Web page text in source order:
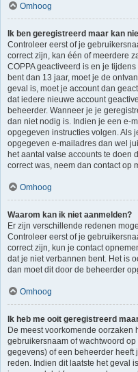
Omhoog
Ik ben geregistreerd maar kan
Controleer eerst of je
correct zijn, kan één of meerdere
COPPA geactiveerd is en je
bent dan 13 jaar, moet je de
geval is, moet je account dan
dat iedere nieuwe account
beheerder. Wanneer je je
dan niet nodig is. Indien je een e-
opgegeven instructies volgen. Als
opgegeven e-mailadres dan wel
het aantal valse accounts te doen
correct was, neem dan contact op
Omhoog
Waarom kan ik niet aanmelden?
Er zijn verschillende redenen
Controleer eerst of je
correct zijn, kun je contact
dat je niet verbannen bent. Het is
dan moet dit door de beheerder
Omhoog
Ik heb me ooit geregistreerd
De meest voorkomende oorzaken
gebruikersnaam of wachtwoord
gegevens) of een beheerder heeft
reden. Indien dit laatste het geval